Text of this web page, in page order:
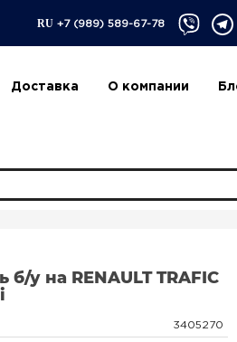
RU +7 (989) 589-67-78
Доставка О компании
у на RENAULT TRAFIC
3405270